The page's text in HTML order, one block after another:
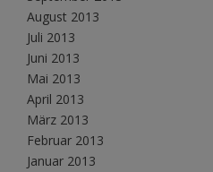
August 2013
Juli 2013
Juni 2013
Mai 2013
April 2013
März 2013
Februar 2013
Januar 2013